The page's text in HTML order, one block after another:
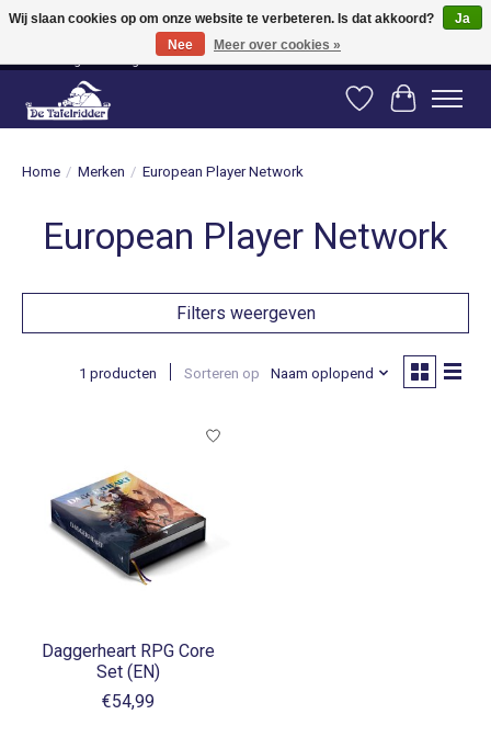
Vanaf 80 euro gratis verzending binnen Nederland! Vanaf 100 euro gratis
verzending naar België en Duitsland!
Verlanglijst
Home / Merken / European Player Network
European Player Network
Filters weergeven
1 producten Sorteren op Naam oplopend
Daggerheart RPG Core
Set (EN)
€54,99
Wij slaan cookies op om onze website te verbeteren. Is dat akkoord?
Ja
Nee
Meer over cookies »